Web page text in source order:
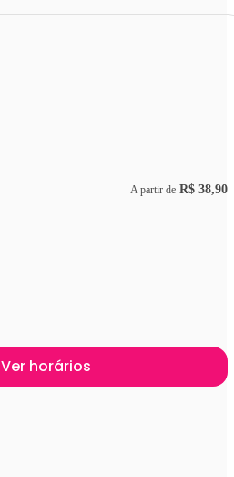
A partir de R$ 38,90
Ver horários